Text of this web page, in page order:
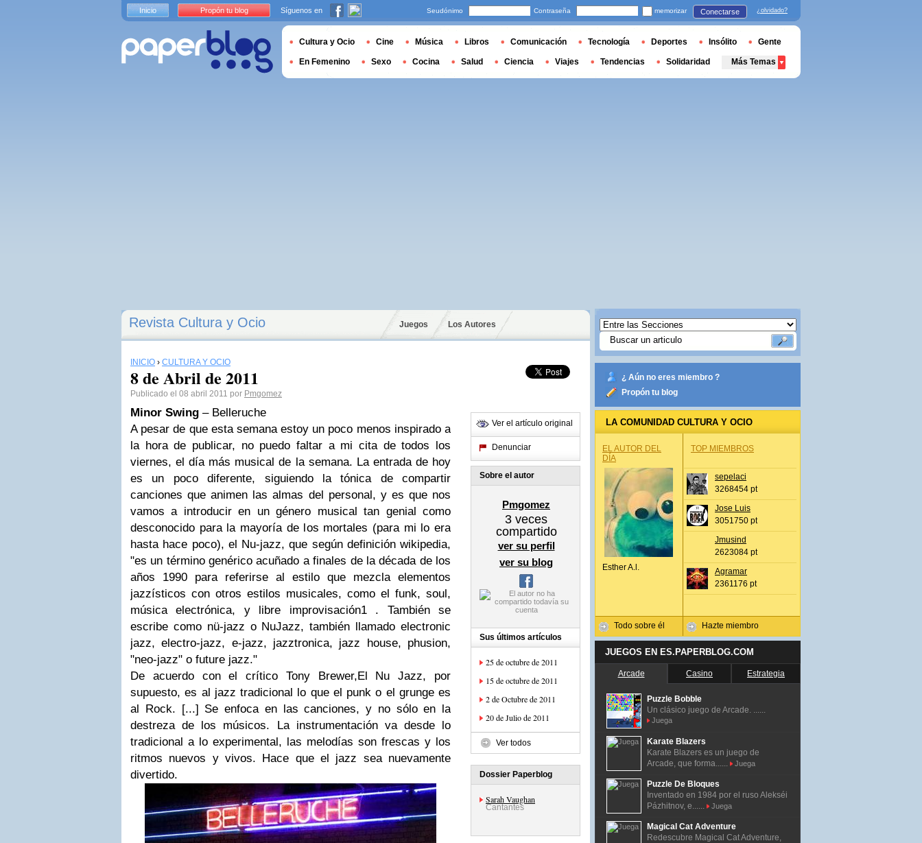
Revista Cultura y Ocio Juegos Los Autores
INICIO › CULTURA Y OCIO
8 de Abril de 2011
Publicado el 08 abril 2011 por Pmgomez
Minor Swing – Belleruche
A pesar de que esta semana estoy un poco menos inspiradoa
la hora de publicar, no puedo faltar a mi cita de todos los
viernes, el día más musical de la semana. La entrada de hoy
es un poco diferente, siguiendo la tónica de compartir
canciones queanimen las almas del personal, y es que nos
vamos a introducir en un género musical tan genial como
desconocido para la mayoría de los mortales (para mi lo era
hasta hace poco), el Nu-jazz, que según definición wikipedia,
"es un término genérico acuñado a finales de la década de los
años 1990 para referirse al estilo que mezcla elementos
jazzísticos con otros estilos musicales, como el funk, soul,
música electrónica, y libre improvisación1 . También se
escribe como nü-jazz o NuJazz, también llamado electronic
jazz, electro-jazz, e-jazz, jazztronica, jazz house, phusion,
"neo-jazz" o future jazz."
De acuerdo con el crítico Tony Brewer,El Nu Jazz, por
supuesto, es al jazz tradicional lo que el punk o el grunge es
al Rock. [...] Se enfoca en lascanciones, y no sólo en la
destreza de los músicos. La instrumentación va desde lo
tradicional a lo experimental, las melodías son frescas y los
ritmos nuevos y vivos. Hace que el jazz sea nuevamente
divertido.
Ver el artículo original
Denunciar
Sobre el autor
Pmgomez
3 veces
compartido
ver su perfil
ver su blog
Sus últimos artículos
25 de octubre de 2011
15 de octubre de 2011
2 de Octubre de 2011
20 de Julio de 2011
Ver todos
Dossier Paperblog
Sarah Vaughan
Cantantes
¿ Aún no eres miembro ?
Propón tu blog
LA COMUNIDAD CULTURA Y OCIO
EL AUTOR DEL
DÍA
Esther A.l.
Todo sobre él
TOP MIEMBROS
sepelaci
3268454 pt
Jose Luis
3051750 pt
Jmusind
2623084 pt
Agramar
2361176 pt
Hazte miembro
JUEGOS EN ES.PAPERBLOG.COM
Arcade Casino Estrategia
Puzzle Bobble
Un clásico juego de Arcade. ......
Juega
Karate Blazers
Karate Blazers es un juego de
Arcade, que forma......
Juega
Puzzle De Bloques
Inventado en 1984 por el ruso Alekséi
Pázhitnov, e......
Juega
Magical Cat Adventure
Redescubre Magical Cat Adventure,
Inicio Propón tu blog Síguenos en Seudónimo Contraseña memorizar Conectarse ¿olvidado?
Cultura y Ocio Cine Música Libros Comunicación Tecnología Deportes Insólito Gente
En Femenino Sexo Cocina Salud Ciencia Viajes Tendencias Solidaridad Más Temas